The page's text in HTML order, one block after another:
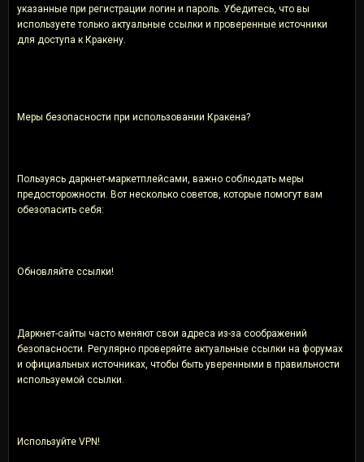
указанные при регистрации логин и пароль. Убедитесь, что вы
используете только актуальные ссылки и проверенные источники
для доступа к Кракену.
Меры безопасности при использовании Кракена?
Пользуясь даркнет-маркетплейсами, важно соблюдать меры
предосторожности. Вот несколько советов, которые помогут вам
обезопасить себя:
Обновляйте ссылки!
Даркнет-сайты часто меняют свои адреса из-за соображений
безопасности. Регулярно проверяйте актуальные ссылки на форумах
и официальных источниках, чтобы быть уверенными в правильности
используемой ссылки.
Используйте VPN!